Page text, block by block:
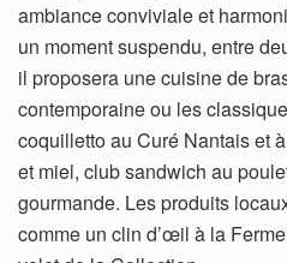
ambiance conviviale et
un moment suspendu, entre
il proposera une cuisine de
contemporaine ou les
coquilletto au Curé Nantais et
et miel, club sandwich au
gourmande. Les produits
comme un clin d’œil à la